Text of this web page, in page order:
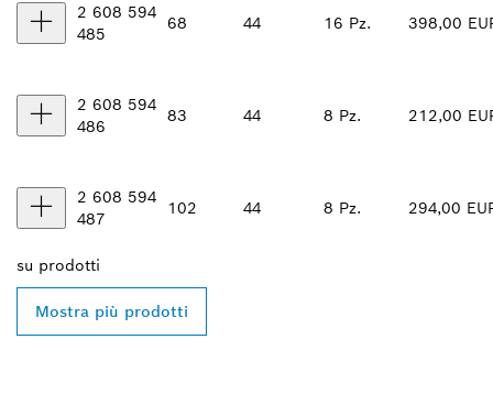
2 608 594
485
68 44 16 Pz. 398,00
2 608 594
486
83 44 8 Pz. 212,00
2 608 594
487
102 44 8 Pz. 294,00
su prodotti
Mostra più prodotti